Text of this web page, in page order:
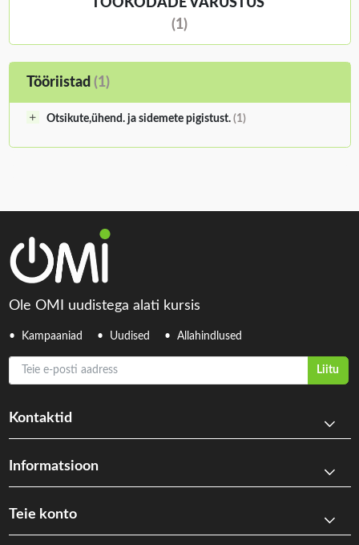
TÖÖKODADE VARUSTUS
(1)
Tööriistad (1)
Otsikute,ühend. ja sidemete pigistust. (1)
Ole OMI uudistega alati kursis
Kampaaniad Uudised Allahindlused
Teie e-posti aadress
Liitu
Kontaktid
Informatsioon
Teie konto